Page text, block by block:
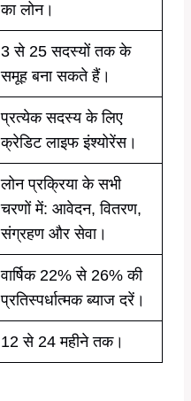
का लोन।
3 से 25 सदस्यों तक के
समूह बना सकते हैं।
प्रत्येक सदस्य के लिए
क्रेडिट लाइफ इंश्योरेंस।
लोन प्रक्रिया के सभी
चरणों में: आवेदन, वितरण,
संग्रहण और सेवा।
वार्षिक 22% से 26% की
प्रतिस्पर्धात्मक ब्याज दरें।
12 से 24 महीने तक।